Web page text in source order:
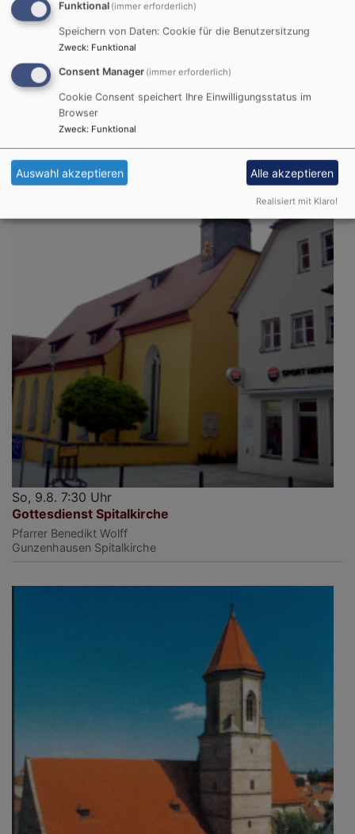
Pfarrer Benedikt Wolff
Gunzenhausen
So, 9.8. 7:30 Uhr
Gottesdienst Spitalkirche
Pfarrer Benedikt Wolff
Gunzenhausen Spitalkirche
Funktional (immer erforderlich)
Speichern von Daten: Cookie für die Benutzersitzung
Zweck: Funktional
Consent Manager (immer erforderlich)
Cookie Consent speichert Ihre Einwilligungsstatus im
Browser
Zweck: Funktional
Auswahl akzeptieren Alle akzeptieren
Realisiert mit Klaro!